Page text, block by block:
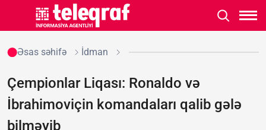
Əsas səhifə İdman
Çempionlar Liqası: Ronaldo və
İbrahimoviçin komandaları qalib gələ
bilməyib